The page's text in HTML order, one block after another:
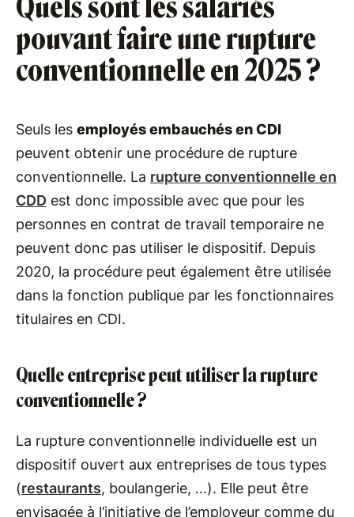
pouvant faire une rupture
conventionnelle en 2025 ?
Seuls les employés embauchés en CDI
peuvent obtenir une procédure de rupture
conventionnelle. La rupture conventionnelle en
CDD est donc impossible avec que pour les
personnes en contrat de travail temporaire ne
peuvent donc pas utiliser le dispositif. Depuis
2020, la procédure peut également être utilisée
dans la fonction publique par les fonctionnaires
titulaires en CDI.
Quelle entreprise peut utiliser la rupture
conventionnelle ?
La rupture conventionnelle individuelle est un
dispositif ouvert aux entreprises de tous types
(restaurants, boulangerie, …). Elle peut être
envisagée à l’initiative de l’employeur comme du